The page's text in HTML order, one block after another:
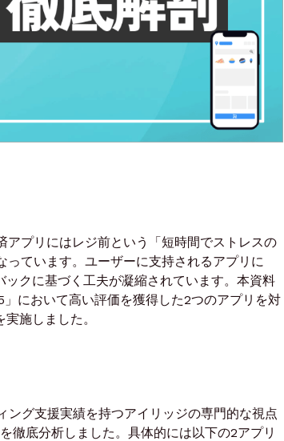
プリにはレジ前という「短時間でストレスの
ています。ユーザーに支持されるアプリに
クに基づく工夫が凝縮されています。本資料
において高い評価を獲得した2つのアプリを対
施しました。
ング支援実績を持つアイリッジの専門的な視点
底分析しました。具体的には以下の2アプリ